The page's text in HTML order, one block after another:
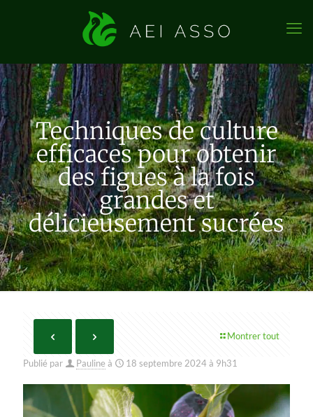
Techniques de culture
efficaces pour obtenir
des figues à la fois
grandes et
délicieusement sucrées
Montrer tout
Publié par Pauline à 18 septembre 2024 à 9h31